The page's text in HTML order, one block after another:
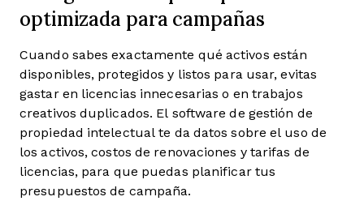
optimizada para campañas
Cuando sabes exactamente qué activos están
disponibles, protegidos y listos para usar, evitas
gastar en licencias innecesarias o en trabajos
creativos duplicados. El software de gestión de
propiedad intelectual te da datos sobre el uso de
los activos, costos de renovaciones y tarifas de
licencias, para que puedas planificar tus
presupuestos de campaña.